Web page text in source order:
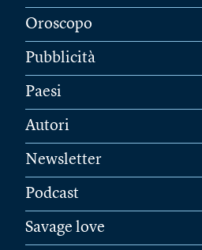
Oroscopo
Pubblicità
Paesi
Autori
Newsletter
Podcast
Savage love